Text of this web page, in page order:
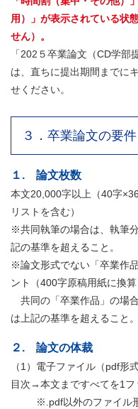
用）」が表示されている状
せん）。
「202５卒業論文（CD学部
は、直ちに提出期間までに
せください。
３．卒業論文の要件
１. 論文枚数
本文20,000字以上（40字
リストを含む）
※共同執筆の場合は、執筆
記の基準を超えること。
※論文形式でない「卒業作
ント（400字原稿用紙に換
共同の「卒業作品」の場
は上記の基準を超えること。
２. 論文の体裁
（1）電子ファイル（pdf形
目次→本文まですべてを1フ
※.pdf以外のファイル形